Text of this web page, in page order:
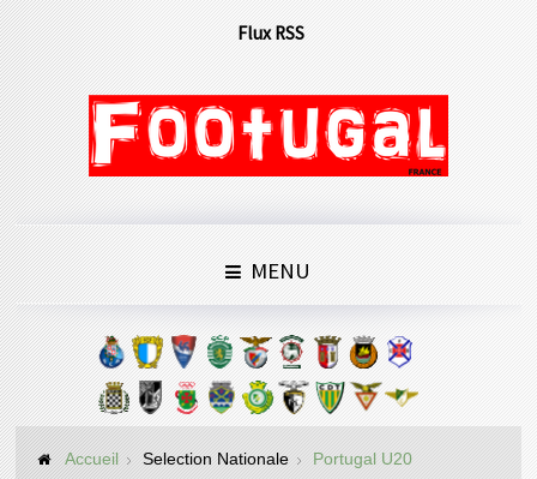
Flux RSS
MENU
Accueil Selection Nationale Portugal U20